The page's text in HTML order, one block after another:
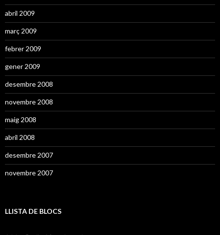
abril 2009
març 2009
febrer 2009
gener 2009
desembre 2008
novembre 2008
maig 2008
abril 2008
desembre 2007
novembre 2007
LLISTA DE BLOCS